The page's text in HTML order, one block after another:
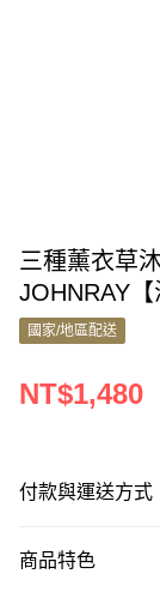
三種薰衣草
JOHNRAY【
國家/地區配送
NT$1,480
付款與運送方式
信用卡一次付款
商品特色